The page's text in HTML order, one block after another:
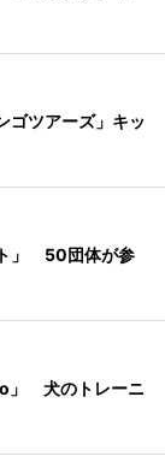
ゴツアーズ」キッ
」 50団体が参
」 犬のトレーニ